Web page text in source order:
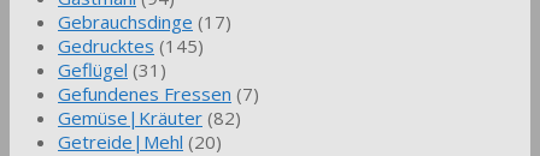
Gebrauchsdinge (17)
Gedrucktes (145)
Geflügel (31)
Gefundenes Fressen (7)
Gemüse|Kräuter (82)
Getreide|Mehl (20)